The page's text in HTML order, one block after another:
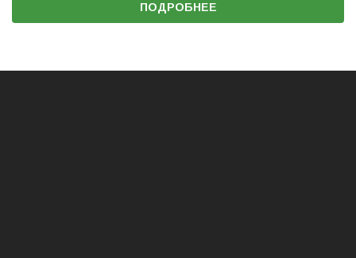
ПОДРОБНЕЕ